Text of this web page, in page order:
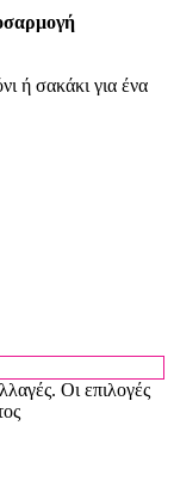
ή σακάκι για ένα
Οι επιλογές